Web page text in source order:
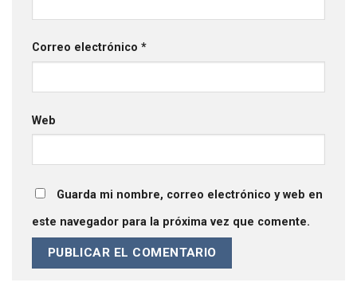
Correo electrónico *
Web
Guarda mi nombre, correo electrónico y web en
este navegador para la próxima vez que comente.